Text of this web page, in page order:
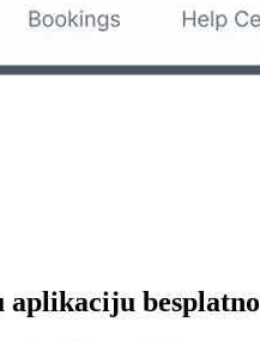
aplikaciju besplatno